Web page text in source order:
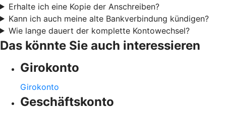
Erhalte ich eine Kopie der Anschreiben?
Kann ich auch meine alte Bankverbindung kündigen?
Wie lange dauert der komplette Kontowechsel?
Das könnte Sie auch interessieren
Girokonto
Girokonto
Geschäftskonto